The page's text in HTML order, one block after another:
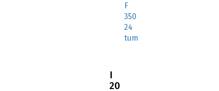
F
350
24
tum
I
20